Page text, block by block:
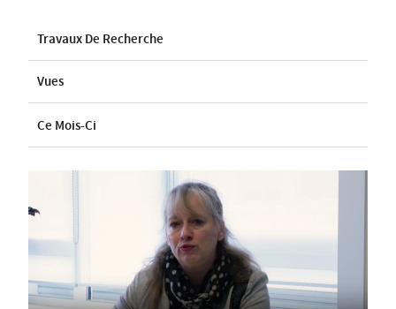
Travaux De Recherche
Vues
Ce Mois-Ci